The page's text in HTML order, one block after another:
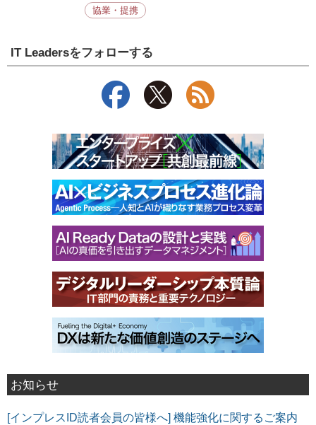
協業・提携
IT Leadersをフォローする
お知らせ
[インプレスID読者会員の皆様へ] 機能強化に関するご案内